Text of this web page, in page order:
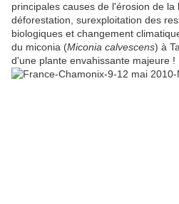
principales causes de l'érosion de
déforestation, surexploitation des
biologiques et changement
du miconia (Miconia calvescens) à
d'une plante envahissante majeure !